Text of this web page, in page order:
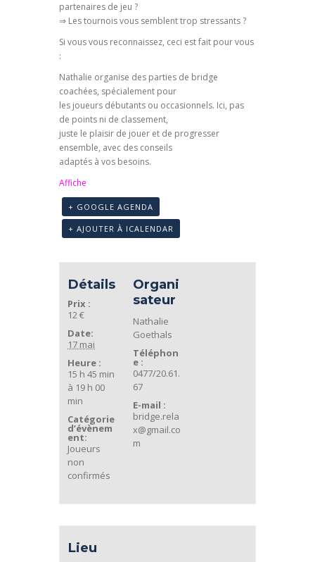
partenaires de jeu ?
⇒ Les tournois vous semblent trop stressants ?
Si vous vous reconnaissez, ceci est fait pour vous
:
Nathalie organise des parties de bridge
coachées, spécialement pour
les joueurs débutants ou occasionnels. Ici, pas
de points ni de classement,
juste le plaisir de jouer et de progresser
ensemble, avec des conseils
adaptés à vos besoins.
Affiche
+ GOOGLE AGENDA
+ AJOUTER À ICALENDAR
Détails
Prix :
12 €
Date:
17 mai
Heure :
15 h 45 min
à 19 h 00
min
Catégorie
d’évènem
ent:
Joueurs
non
confirmés
Organi
sateur
Nathalie
Goethals
Téléphon
e :
0477/20.61.
67
E-mail :
bridge.rela
x@gmail.co
m
Lieu